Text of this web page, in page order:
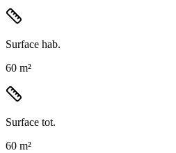
Surface hab.
60 m²
Surface tot.
60 m²